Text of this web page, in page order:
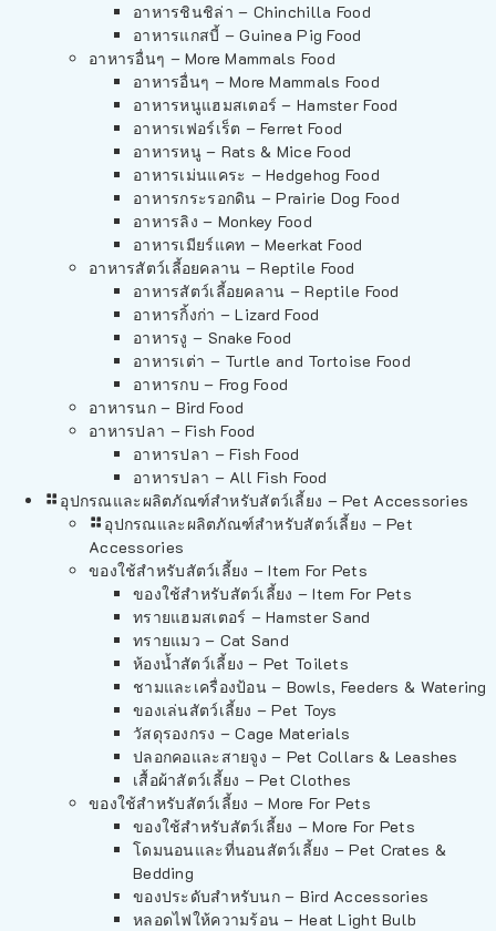
อาหารชินชิล่า – Chinchilla Food
อาหารแกสบี้ – Guinea Pig Food
อาหารอื่นๆ – More Mammals Food
อาหารอื่นๆ – More Mammals Food
อาหารหนูแฮมสเตอร์ – Hamster Food
อาหารเฟอร์เร็ต – Ferret Food
อาหารหนู – Rats & Mice Food
อาหารเม่นแคระ – Hedgehog Food
อาหารกระรอกดิน – Prairie Dog Food
อาหารลิง – Monkey Food
อาหารเมียร์แคท – Meerkat Food
อาหารสัตว์เลี้อยคลาน – Reptile Food
อาหารสัตว์เลี้อยคลาน – Reptile Food
อาหารกิ้งก่า – Lizard Food
อาหารงู – Snake Food
อาหารเต่า – Turtle and Tortoise Food
อาหารกบ – Frog Food
อาหารนก – Bird Food
อาหารปลา – Fish Food
อาหารปลา – Fish Food
อาหารปลา – All Fish Food
อุปกรณและผลิตภัณฑ์สำหรับสัตว์เลี้ยง – Pet Accessories
อุปกรณและผลิตภัณฑ์สำหรับสัตว์เลี้ยง – Pet
Accessories
ของใช้สำหรับสัตว์เลี้ยง – Item For Pets
ของใช้สำหรับสัตว์เลี้ยง – Item For Pets
ทรายแฮมสเตอร์ – Hamster Sand
ทรายแมว – Cat Sand
ห้องน้ำสัตว์เลี้ยง – Pet Toilets
ชามและเครื่องป้อน – Bowls, Feeders & Watering
ของเล่นสัตว์เลี้ยง – Pet Toys
วัสดุรองกรง – Cage Materials
ปลอกคอและสายจูง – Pet Collars & Leashes
เสื้อผ้าสัตว์เลี้ยง – Pet Clothes
ของใช้สำหรับสัตว์เลี้ยง – More For Pets
ของใช้สำหรับสัตว์เลี้ยง – More For Pets
โดมนอนและที่นอนสัตว์เลี้ยง – Pet Crates &
Bedding
ของประดับสำหรับนก – Bird Accessories
หลอดไฟให้ความร้อน – Heat Light Bulb